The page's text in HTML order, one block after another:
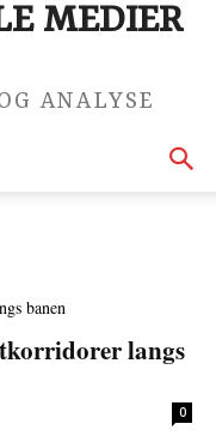
MEDIER
ANALYSE
langs
0